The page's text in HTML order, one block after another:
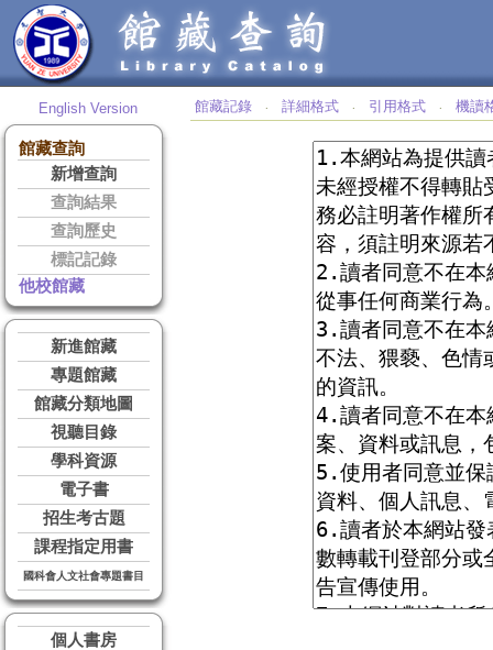
English Version
館藏查詢
新增查詢
查詢結果
查詢歷史
標記記錄
他校館藏
新進館藏
專題館藏
館藏分類地圖
視聽目錄
學科資源
電子書
招生考古題
課程指定用書
國科會人文社會專題書目
個人書房
館藏記錄 ‧ 詳細格式 ‧ 引用格式 ‧ 機讀